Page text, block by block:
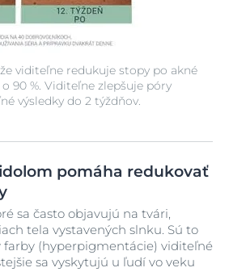
viditeľne redukuje stopy po akné
o 90 %. Viditeľne zlepšuje póry
výsledky do 2 týždňov.
pomáha redukovať
sa často objavujú na tvári,
tela vystavených slnku. Sú to
farby (hyperpigmentácie) viditeľné
sa vyskytujú u ľudí vo veku